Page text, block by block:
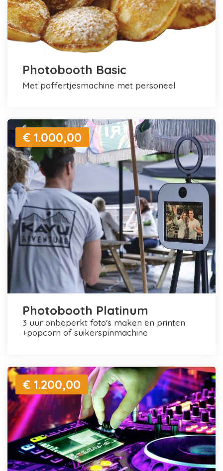
Photobooth Basic
met poffertjesmachine met personeel
€ 1.000,00
Photobooth Platinum
3 uur onbeperkt foto's maken en printen
+popcorn of suikerspinmachine
€ 1.200,00